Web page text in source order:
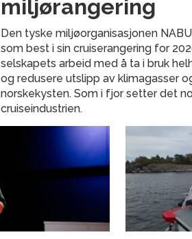
miljørangering
Den tyske miljøorganisasjonen
som best i sin cruiserangering for
selskapets arbeid med å ta i bruk
og redusere utslipp av klimagasser
norskekysten. Som i fjor setter det
cruiseindustrien.